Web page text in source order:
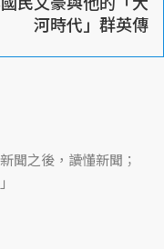
河時代」群英傳
聞之後，讀懂新聞；